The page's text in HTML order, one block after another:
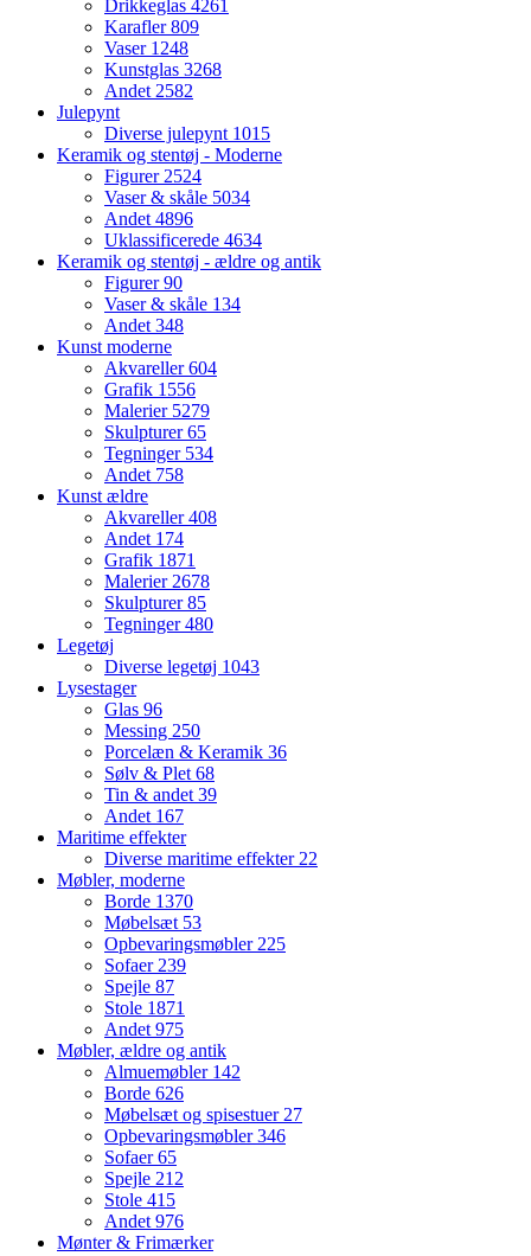
Drikkeglas 4261
Karafler809
Vaser 1248
Kunstglas 3268
Andet2582
Julepynt
Diverse julepynt 1015
Keramik og stentøj - Moderne
Figurer2524
Vaser & skåle 5034
Andet4896
Uklassificerede 4634
Keramik og stentøj - ældre og antik
Figurer90
Vaser & skåle 134
Andet348
Kunst moderne
Akvareller604
Grafik 1556
Malerier 5279
Skulpturer65
Tegninger 534
Andet 758
Kunst ældre
Akvareller408
Andet 174
Grafik 1871
Malerier2678
Skulpturer85
Tegninger480
Legetøj
Diverse legetøj 1043
Lysestager
Glas 96
Messing 250
Porcelæn & Keramik 36
Sølv & Plet68
Tin & andet39
Andet 167
Maritime effekter
Diverse maritime effekter22
Møbler, moderne
Borde 1370
Møbelsæt 53
Opbevaringsmøbler225
Sofaer239
Spejle 87
Stole 1871
Andet975
Møbler, ældre og antik
Almuemøbler 142
Borde 626
Møbelsæt og spisestuer27
Opbevaringsmøbler346
Sofaer65
Spejle 212
Stole 415
Andet976
Mønter & Frimærker